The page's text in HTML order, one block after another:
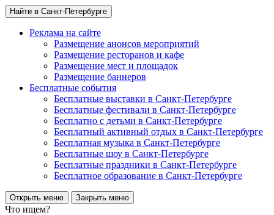
Найти в Санкт-Петербурге
Реклама на сайте
Размещение анонсов мероприятий
Размещение ресторанов и кафе
Размещение мест и площадок
Размещение баннеров
Бесплатные события
Бесплатные выставки в Санкт-Петербурге
Бесплатные фестивали в Санкт-Петербурге
Бесплатно с детьми в Санкт-Петербурге
Бесплатный активный отдых в Санкт-Петербурге
Бесплатная музыка в Санкт-Петербурге
Бесплатные шоу в Санкт-Петербурге
Бесплатные праздники в Санкт-Петербурге
Бесплатное образование в Санкт-Петербурге
Открыть меню Закрыть меню
Что ищем?